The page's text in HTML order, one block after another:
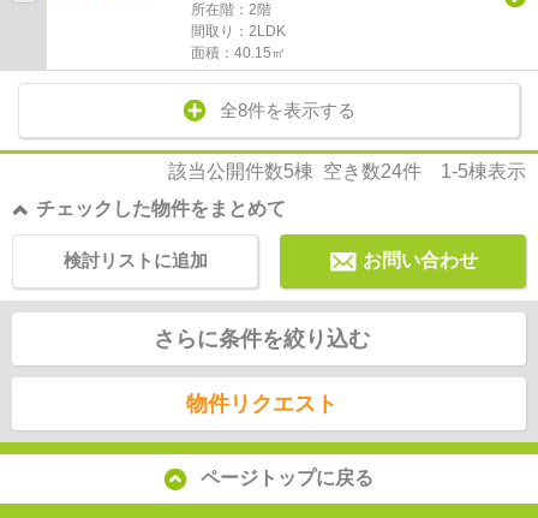
所在階：2階
間取り：2LDK
面積：40.15㎡
全8件を表示する
該当公開件数5棟 空き数24件 1-5棟表示
チェックした物件をまとめて
お問い合わせ
検討リストに追加
さらに条件を絞り込む
物件リクエスト
ページトップに戻る